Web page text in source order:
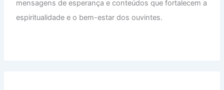
mensagens de esperança e conteúdos que fortalecem a
espiritualidade e o bem-estar dos ouvintes.